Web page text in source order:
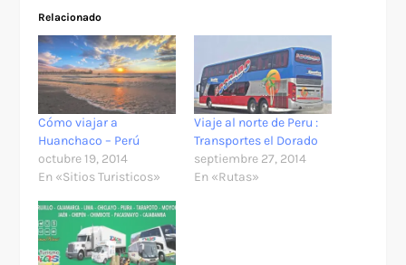
Relacionado
Cómo viajar a
Huanchaco – Perú
octubre 19, 2014
En «Sitios Turisticos»
Viaje al norte de Peru :
Transportes el Dorado
septiembre 27, 2014
En «Rutas»